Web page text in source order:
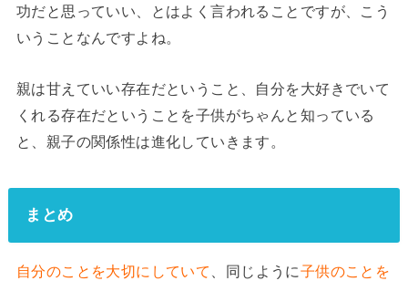
功だと思っていい、とはよく言われることですが、こう
いうことなんですよね。
親は甘えていい存在だということ、自分を大好きでいて
くれる存在だということを子供がちゃんと知っている
と、親子の関係性は進化していきます。
まとめ
自分のことを大切にしていて 、同じように子供のことを